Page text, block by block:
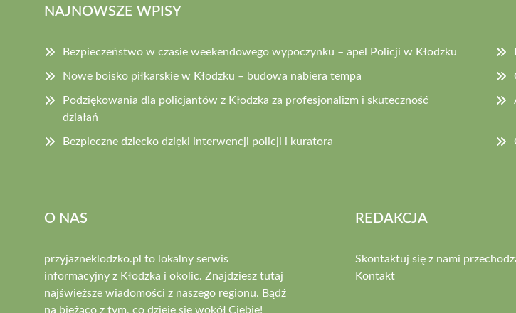
NAJNOWSZE WPISY
Bezpieczeństwo w czasie weekendowego wypoczynku – apel Policji w Kłodzku
Nowe boisko piłkarskie w Kłodzku – budowa nabiera tempa
Podziękowania dla policjantów z Kłodzka za profesjonalizm i skuteczność
działań
Bezpieczne dziecko dzięki interwencji policji i kuratora
O NAS
przyjazneklodzko.pl to lokalny serwis
informacyjny z Kłodzka i okolic. Znajdziesz tutaj
najświeższe wiadomości z naszego regionu. Bądź
na bieżąco z tym, co dzieje się wokół Ciebie!
REDAKCJA
Skontaktuj się z nami
Kontakt